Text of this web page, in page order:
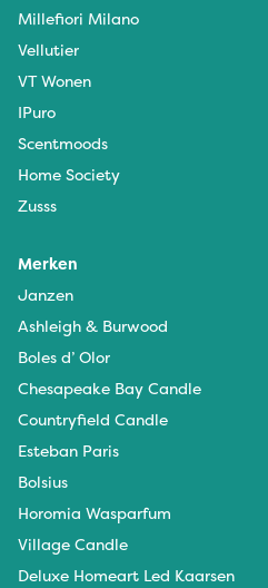
Millefiori Milano
Vellutier
VT Wonen
IPuro
Scentmoods
Home Society
Zusss
Merken
Janzen
Ashleigh & Burwood
Boles d’ Olor
Chesapeake Bay Candle
Countryfield Candle
Esteban Paris
Bolsius
Horomia Wasparfum
Village Candle
Deluxe Homeart Led Kaarsen